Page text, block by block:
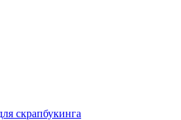
скрапбукинга